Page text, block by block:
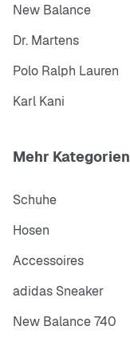
New Balance
Dr. Martens
Polo Ralph Lauren
Karl Kani
Mehr Kategorien
Schuhe
Hosen
Accessoires
adidas Sneaker
New Balance 740